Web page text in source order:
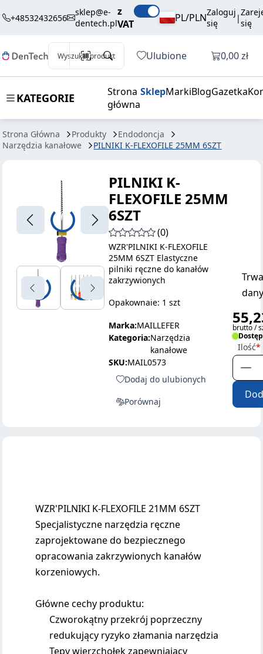
+48532432656
sklep@e-
dentech.pl
z
VAT
PL/PLNZaloguj
się
|się
Wyszukaj produkt Ulubione Otwórz
0,00 zł
KATEGORIE
Strona
główna
SklepMarkiBlogGazetka
Strona Główna Produkty
Endodoncja
Narzędzia kanałowe
PILNIKI K-FLEXOFILE 25MM 6SZT
FLEXOFILE
25MM 6SZT
brutto / szt.
PILNIKI K-
FLEXOFILE 25MM
6SZT
(0)
WZR'PILNIKI K-FLEXOFILE
25MM 6SZT Elastyczne
pilniki ręczne do kanałów
zakrzywionych
Opakownaie: 1 szt
Marka:MAILLEFER
Kategoria:Narzędzia
kanałowe
SKU:MAIL0573
Dodaj do ulubionych
Porównaj
brutto /
Ilość
WZR'PILNIKI K-FLEXOFILE 21MM 6SZT
Specjalistyczne narzędzia ręczne
zaprojektowane do bezpiecznego
opracowania zakrzywionych kanałów
korzeniowych.
Główne cechy produktu:
Czworokątny przekrój poprzeczny
redukujący ryzyko złamania narzędzia
Tępy wierzchołek zapewniający